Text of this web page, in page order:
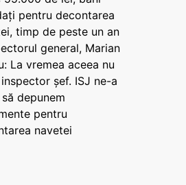
pentru decontarea
timp de peste un an
general, Marian
La vremea aceea nu
șef. ISJ ne-a
depunem
pentru
navetei